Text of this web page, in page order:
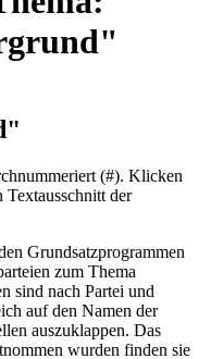
(#). Klicken
Textausschnitt der
Grundsatz­program­men
zum Thema
sind nach Partei und
auf den Namen der
aus­zu­klappen. Das
wurden finden sie